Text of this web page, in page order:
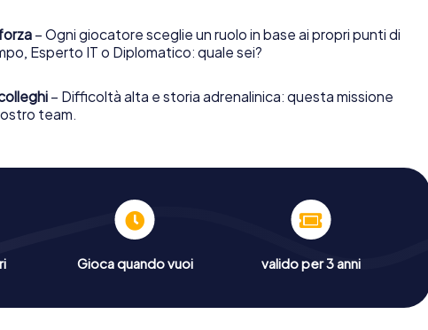
– Ogni giocatore sceglie un ruolo in base ai propri punti di
Esperto IT o Diplomatico: quale sei?
– Difficoltà alta e storia adrenalinica: questa missione
team.
Gioca quando vuoi valido per 3 anni